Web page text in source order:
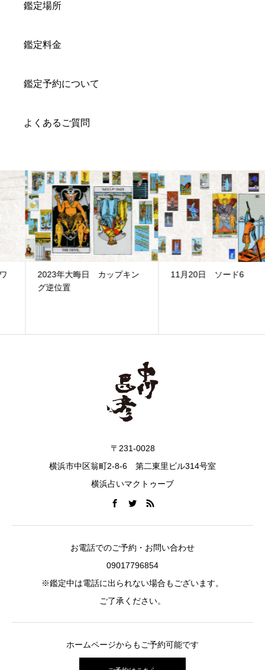
鑑定場所
鑑定料金
鑑定予約について
よくあるご質問
2023年大晦日 カップキン
グ逆位置
11月20日 ソード6
〒231-0028
横浜市中区翁町2-8-6 第二東里ビル314号室
横浜占いマクトゥーブ
お電話でのご予約・お問い合わせ
09017796854
※鑑定中は電話に出られない場合もございます。
ご了承ください。
ホームページからもご予約可能です